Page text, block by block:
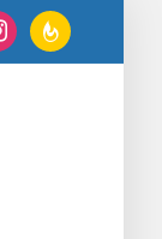
feedburner